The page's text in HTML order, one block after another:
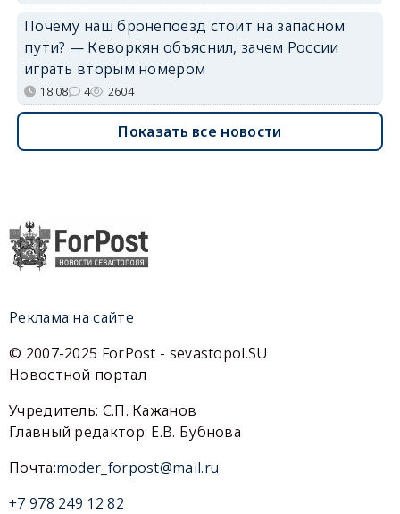
Почему наш бронепоезд стоит на запасном
пути? — Кеворкян объяснил, зачем России
играть вторым номером
18:08 4 2604
Показать все новости
Реклама на сайте
© 2007-2025 ForPost - sevastopol.SU
Новостной портал
Учредитель: С.П. Кажанов
Главный редактор: Е.В. Бубнова
Почта:moder_forpost@mail.ru
+7 978 249 12 82